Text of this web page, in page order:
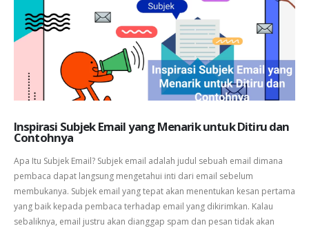
Inspirasi Subjek Email yang Menarik untuk Ditiru dan
Contohnya
Apa Itu Subjek Email? Subjek email adalah judul sebuah email dimana
pembaca dapat langsung mengetahui inti dari email sebelum
membukanya. Subjek email yang tepat akan menentukan kesan pertama
yang baik kepada pembaca terhadap email yang dikirimkan. Kalau
sebaliknya, email justru akan dianggap spam dan pesan tidak akan